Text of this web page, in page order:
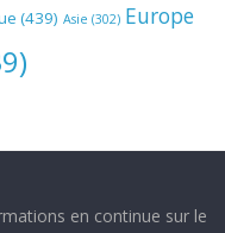
(439) Asie (302) Europe
en continue sur le